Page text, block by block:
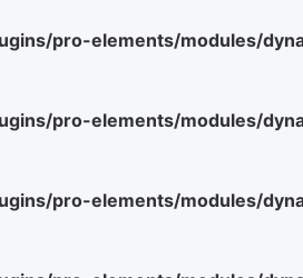
pro-elements/modules/
pro-elements/modules/
pro-elements/modules/